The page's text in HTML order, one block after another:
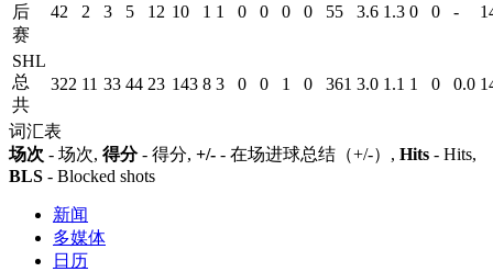
后
赛
42 2 3 5 12 10 1 1 0 0 0 0 55 3.6 1.3 0 0 -
SHL
总
共
322 11 33 44 23 143 8 3 0 0 1 0 361 3.0 1.1 1 0 0.0
词汇表
场次 - 场次, 得分- 得分, +/- - 在场进球总结（+/-）, Hits - Hits,
BLS - Blocked shots
新闻
多媒体
日历